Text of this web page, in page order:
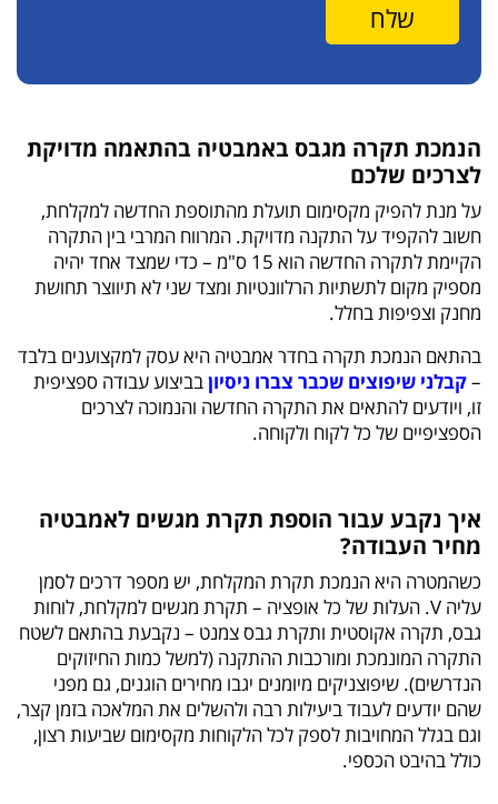
הנמכת תקרה מגבס באמבטיה בהתאמה מדויקת
לצרכים שלכם
על מנת להפיק מקסימום תועלת מהתוספת החדשה למקלחת,
חשוב להקפיד על התקנה מדויקת. המרווח המרבי בין התקרה
הקיימת לתקרה החדשה הוא 15 ס"מ – כדי שמצד אחד יהיה
מספיק מקום לתשתיות הרלוונטיות ומצד שני לא תיווצר תחושת
מחנק וצפיפות בחלל.
בהתאם הנמכת תקרה בחדר אמבטיה היא עסק למקצוענים בלבד
–קבלני שיפוצים שכבר צברו ניסיוןבביצוע עבודה ספציפית
זו, ויודעים להתאים את התקרה החדשה והנמוכה לצרכים
הספציפיים של כל לקוח ולקוחה.
איך נקבע עבור הוספת תקרת מגשים לאמבטיה
מחיר העבודה?
כשהמטרה היא הנמכת תקרת המקלחת, יש מספר דרכים לסמן
עליה V. העלות של כל אופציה – תקרת מגשים למקלחת, לוחות
גבס, תקרה אקוסטית ותקרת גבס צמנט – נקבעת בהתאם לשטח
התקרה המונמכת ומורכבות ההתקנה (למשל כמות החיזוקים
הנדרשים). שיפוצניקים מיומנים יגבו מחירים הוגנים, גם מפני
שהם יודעים לעבוד ביעילות רבה ולהשלים את המלאכה בזמן קצר,
וגם בגלל המחויבות לספק לכל הלקוחות מקסימום שביעות רצון,
כולל בהיבט הכספי.